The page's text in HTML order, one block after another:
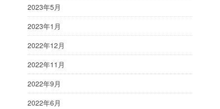
2023年5月
2023年1月
2022年12月
2022年11月
2022年9月
2022年6月